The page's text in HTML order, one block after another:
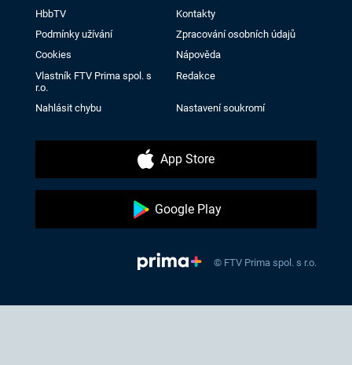
HbbTV
Kontakty
Podmínky užívání
Zpracování osobních údajů
Cookies
Nápověda
Vlastník FTV Prima spol. s
r.o.
Redakce
Nahlásit chybu Nastavení soukromí
App Store
Google Play
© FTV Prima spol. s r.o.